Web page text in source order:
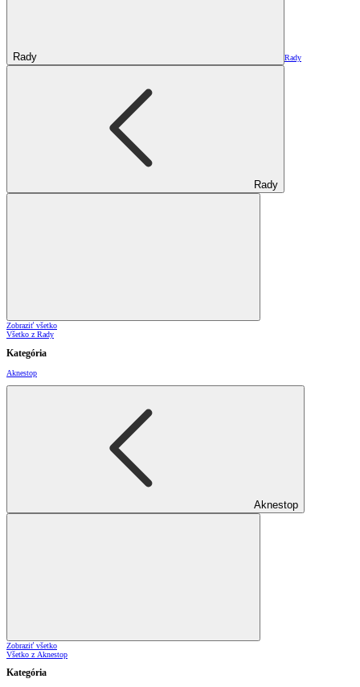
Rady Rady
Rady
Zobraziť všetko
Všetko z Rady
Kategória
Aknestop
Aknestop
Zobraziť všetko
Všetko z Aknestop
Kategória